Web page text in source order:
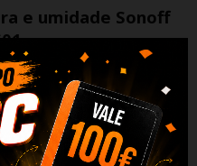
e umidade Sonoff
com TH Elite e TH
temperatura e
por sua alta qualidade
e faixa de
de 0 a 100% UR.